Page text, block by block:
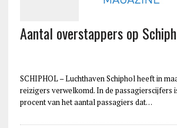
Aantal overstappers op
SCHIPHOL – Luchthaven Schiphol heeft in
reizigers verwelkomd. In de passagierscijfers
procent van het aantal passagiers dat…